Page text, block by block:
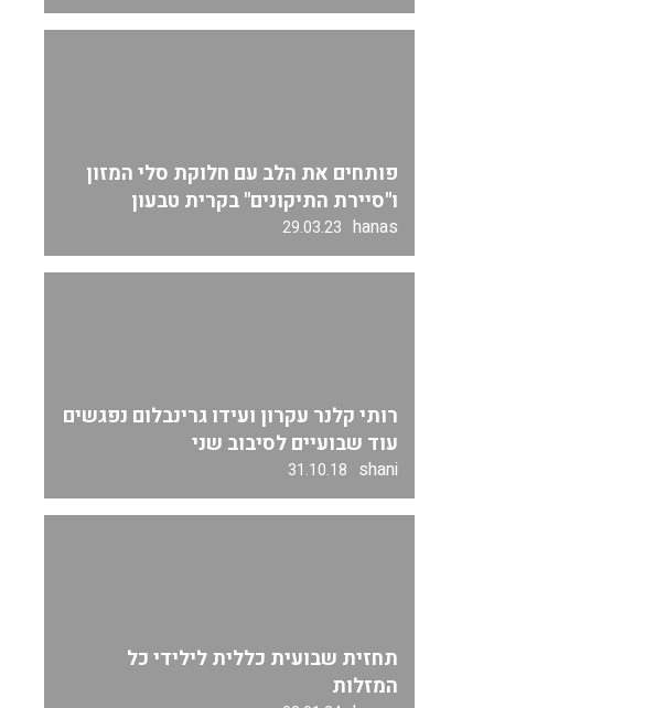
פותחים את הלב עם חלוקת סלי המזון
ו"סיירת התיקונים" בקרית טבעון
hanas
29.03.23
רותי קלנר עקרון ועידו גרינבלום נפגשים
עוד שבועיים לסיבוב שני
shani
31.10.18
תחזית שבועית כללית לילידי כל
המזלות